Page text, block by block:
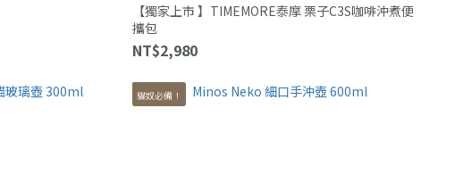
【獨家上市 】TIMEMORE泰摩 栗子C3S咖啡沖煮便
攜包
NT$2,980
貓奴必備！